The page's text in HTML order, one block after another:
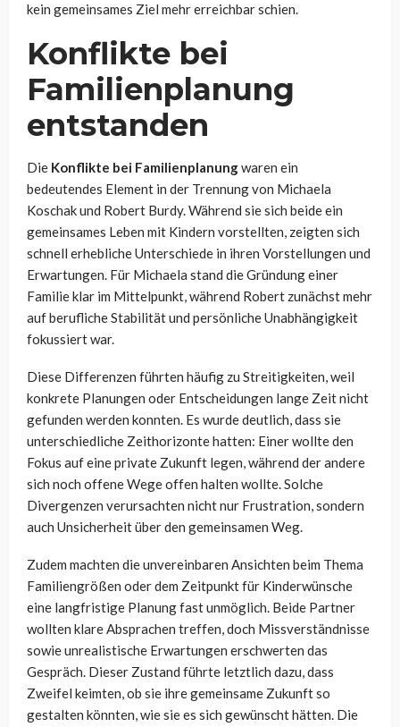
kein gemeinsames Ziel mehr erreichbar schien.
Konflikte bei
Familienplanung
entstanden
Die Konflikte bei Familienplanungwaren ein
bedeutendes Element in der Trennung von Michaela
Koschak und Robert Burdy. Während sie sich beide ein
gemeinsames Leben mit Kindern vorstellten, zeigten sich
schnell erhebliche Unterschiede in ihren Vorstellungen und
Erwartungen. Für Michaela stand die Gründung einer
Familie klar im Mittelpunkt, während Robert zunächst mehr
auf berufliche Stabilität und persönliche Unabhängigkeit
fokussiert war.
Diese Differenzen führten häufig zu Streitigkeiten, weil
konkrete Planungen oder Entscheidungen lange Zeit nicht
gefunden werden konnten. Es wurde deutlich, dass sie
unterschiedliche Zeithorizonte hatten: Einer wollte den
Fokus auf eine private Zukunft legen, während der andere
sich noch offene Wege offen halten wollte. Solche
Divergenzen verursachten nicht nur Frustration, sondern
auch Unsicherheit über den gemeinsamen Weg.
Zudem machten die unvereinbaren Ansichten beim Thema
Familiengrößen oder dem Zeitpunkt für Kinderwünsche
eine langfristige Planung fast unmöglich. Beide Partner
wollten klare Absprachen treffen, doch Missverständnisse
sowie unrealistische Erwartungen erschwerten das
Gespräch. Dieser Zustand führte letztlich dazu, dass
Zweifel keimten, ob sie ihre gemeinsame Zukunft so
gestalten könnten, wie sie es sich gewünscht hätten. Die